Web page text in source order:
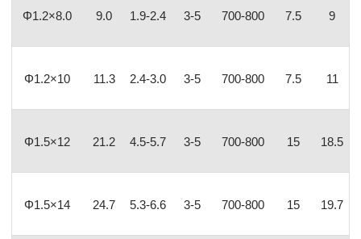
Φ1.2×8.0 9.0 1.9-2.4 3-5 700-800 7.5 9
Φ1.2×10 11.3 2.4-3.0 3-5 700-800 7.5 11
Φ1.5×12 21.2 4.5-5.7 3-5 700-800 15 18.5
Φ1.5×14 24.7 5.3-6.6 3-5 700-800 15 19.7